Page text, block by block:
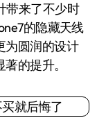
带来了不少时
的隐藏天线
为圆润的设计
的提升。